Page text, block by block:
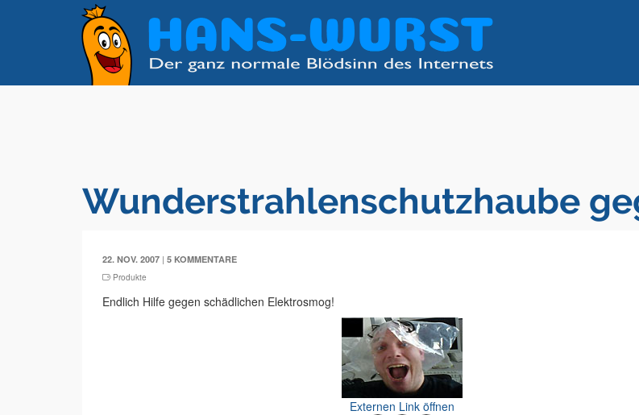
Wunderstrahlenschutzhaube
22. NOV. 2007 | 5 KOMMENTARE
Produkte
Endlich Hilfe gegen schädlichen Elektrosmog!
Externen Link öffnen